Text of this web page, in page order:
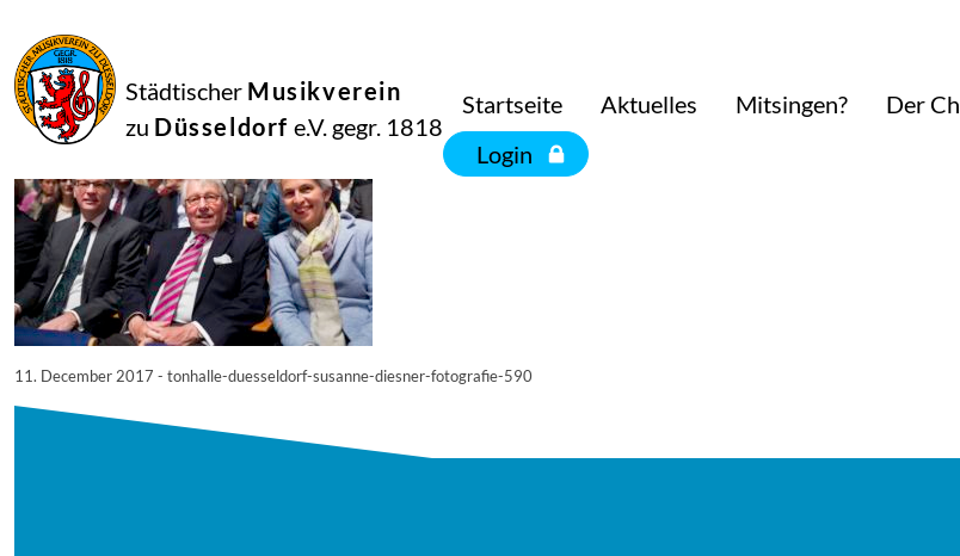
Städtischer Musikverein
zu Düsseldorf e.V. gegr. 1818
Startseite Aktuelles Mitsingen? Der
Login
Dezember
2017
Netkotec
© Tonhalle Düsseldorf / Susanne Diesner Fotografie
11. December 2017 - tonhalle-duesseldorf-susanne-diesner-fotografie-590